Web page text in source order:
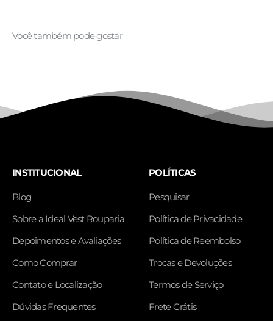
INSTITUCIONAL
Blog
Sobre a Ideal Vest Rouparia
Depoimentos e Avaliações
Como Comprar
Contato e Localização
Dúvidas Frequentes
POLÍTICAS
Pesquisar
Política de Privacidade
Política de Reembolso
Trocas e Devoluções
Termos de Serviço
Frete Grátis